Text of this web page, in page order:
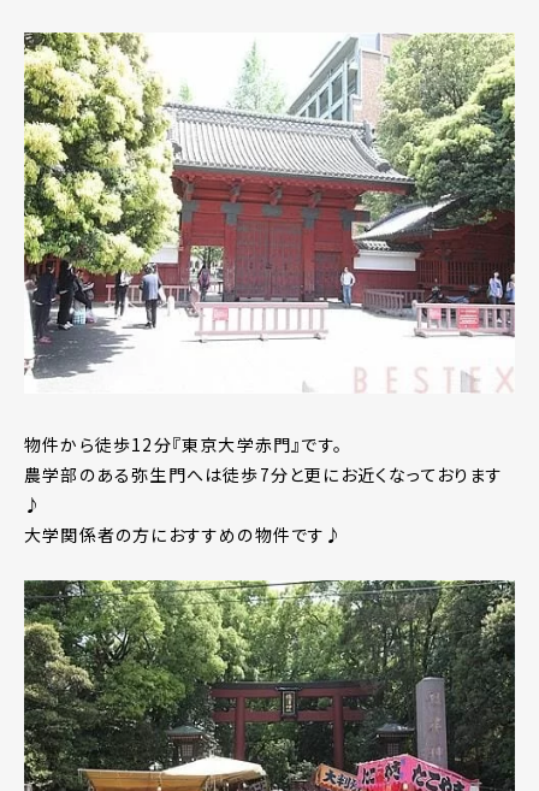
物件から徒歩12分『東京大学赤門』です。
農学部のある弥生門へは徒歩7分と更にお近くなっております
♪
大学関係者の方におすすめの物件です♪